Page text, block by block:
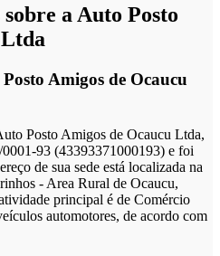
a Auto Posto
Amigos de Ocaucu
Posto Amigos de Ocaucu Ltda,
93 (43393371000193) e foi
de sua sede está localizada na
- Area Rural de Ocaucu,
principal é de Comércio
automotores, de acordo com